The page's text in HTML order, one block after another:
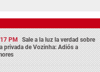
PM Sale a la luz la verdad sobre
privada de Vozinha: Adiós a